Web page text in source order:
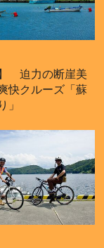
】 迫力の断崖美
快クルーズ「蘇
」